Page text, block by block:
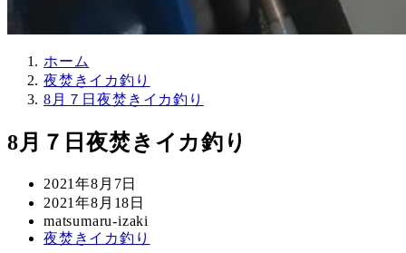
ホーム
夜焚きイカ釣り
8月７日夜焚きイカ釣り
8月７日夜焚きイカ釣り
投
稿
日
2021年8月7日
更
新
日
2021年8月18日
著
者
matsumaru-izaki
カ
夜焚きイカ釣り